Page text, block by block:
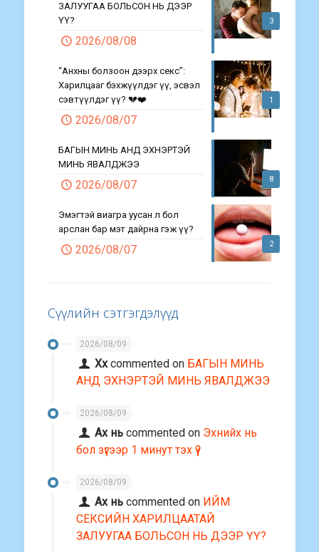
3
ЗАЛУУГАА БОЛЬСОН НЬ ДЭЭР
ҮҮ?
2026/08/08
1
“Анхны болзоон дээрх секс”:
Харилцааг бэхжүүлдэг үү, эсвэл
сэвтүүлдэг үү? 💔❤️
2026/08/07
8
БАГЫН МИНЬ АНД ЭХНЭРТЭЙ
МИНЬ ЯВАЛДЖЭЭ
2026/08/07
2
Эмэгтэй виагра уусан л бол
арслан бар мэт дайрна гэж үү?
2026/08/07
Сүүлийн сэтгэгдэлүүд
2026/08/09
Ххcommented on БАГЫН МИНЬ
АНД ЭХНЭРТЭЙ МИНЬ ЯВАЛДЖЭЭ
2026/08/09
Ах нь commented on Эхнийх нь
бол зүгээр 1 минут тэх үү?
2026/08/09
Ах нь commented on ИЙМ
СЕКСИЙН ХАРИЛЦААТАЙ
ЗАЛУУГАА БОЛЬСОН НЬ ДЭЭР ҮҮ?